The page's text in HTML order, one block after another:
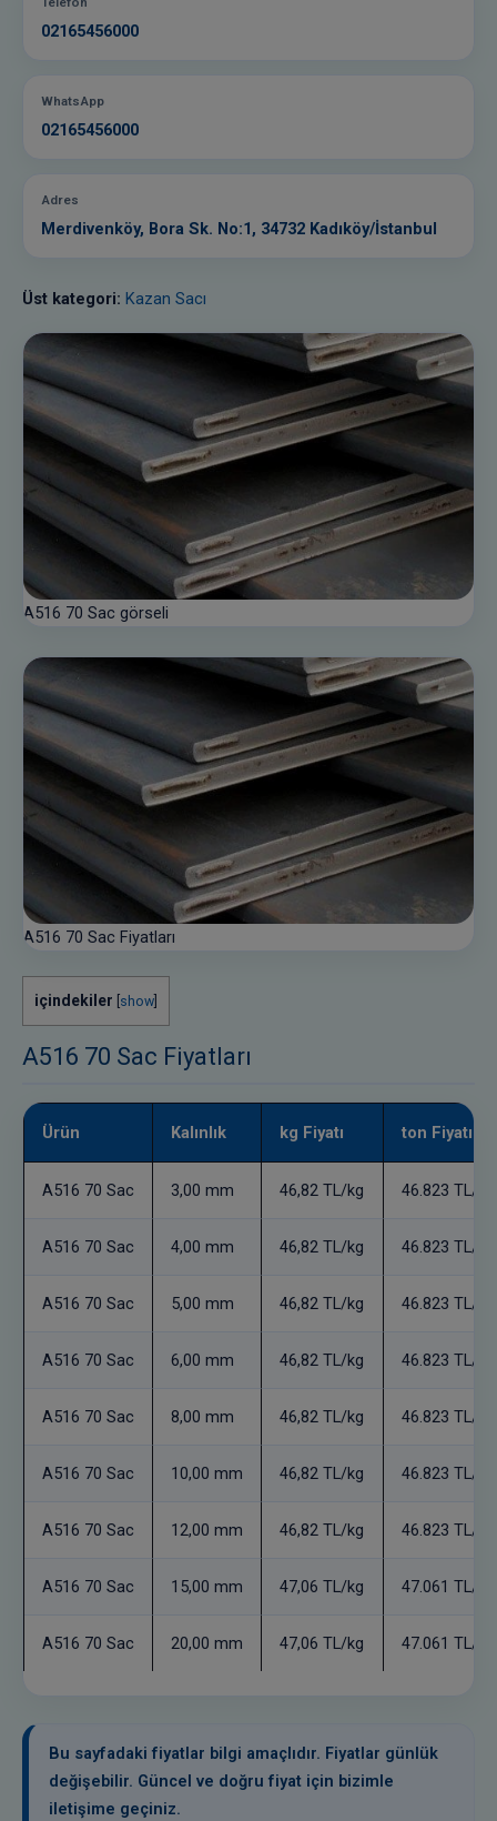
02165456000
WhatsApp
02165456000
Adres
Merdivenköy, Bora Sk. No:1, 34732 Kadıköy/İstanbul
Üst kategori: Kazan Sacı
A516 70 Sac görseli
A516 70 Sac Fiyatları
içindekiler show
A516 70 Sac Fiyatları
Ürün Kalınlık kg Fiyatı ton Fiyatı
A516 70 Sac 3,00 mm 46,82 TL/kg 46.823 TL/
A516 70 Sac 4,00 mm 46,82 TL/kg 46.823 TL/
A516 70 Sac 5,00 mm 46,82 TL/kg 46.823 TL/
A516 70 Sac 6,00 mm 46,82 TL/kg 46.823 TL/
A516 70 Sac 8,00 mm 46,82 TL/kg 46.823 TL/
A516 70 Sac 10,00 mm 46,82 TL/kg 46.823 TL/
A516 70 Sac 12,00 mm 46,82 TL/kg 46.823 TL/
A516 70 Sac 15,00 mm 47,06 TL/kg 47.061 TL/
A516 70 Sac 20,00 mm 47,06 TL/kg 47.061 TL/
Bu sayfadaki fiyatlar bilgi amaçlıdır. Fiyatlar günlük
değişebilir. Güncel ve doğru fiyat için bizimle
iletişime geçiniz.